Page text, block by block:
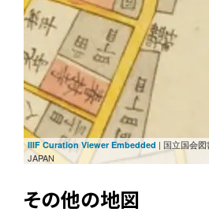
IIIF Curation Viewer Embedded | 国立国会
JAPAN
その他の地図